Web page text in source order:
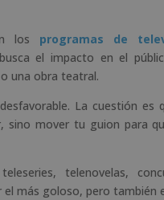
los programas de
el impacto en el
una obra teatral.
La cuestión es
sino mover tu guion para
telenovelas,
más goloso, pero también